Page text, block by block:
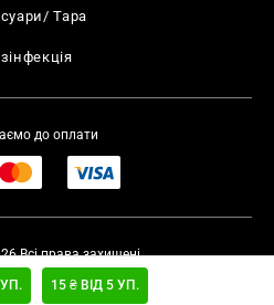
УП. 15 ₴ ВІД 5 УП.
Тара
до оплати
Всі права захищені.
UKAD